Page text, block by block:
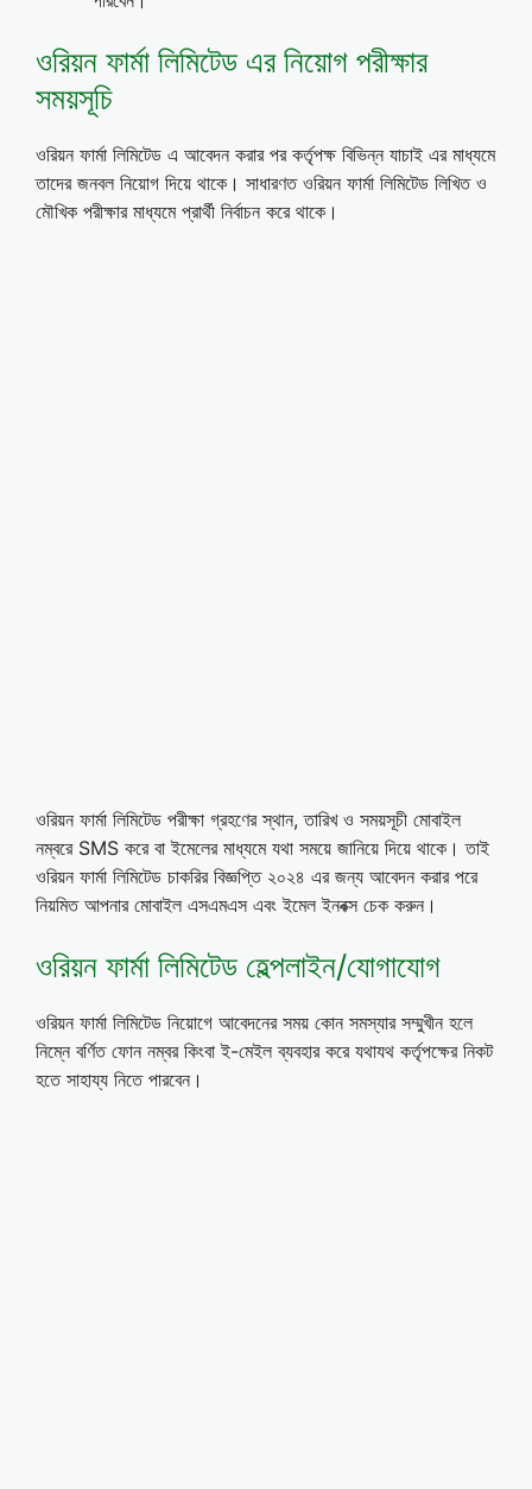
ওরিয়ন ফার্মা লিমিটেড এর নিয়োগ পরীক্ষার
সময়সূচি
ওরিয়ন ফার্মা লিমিটেড এ আবেদন করার পর কর্তৃপক্ষ বিভিন্ন যাচাই এর মাধ্যমে
তাদের জনবল নিয়োগ দিয়ে থাকে। সাধারণত ওরিয়ন ফার্মা লিমিটেড লিখিত ও
মৌখিক পরীক্ষার মাধ্যমে প্রার্থী নির্বাচন করে থাকে।
ওরিয়ন ফার্মা লিমিটেড পরীক্ষা গ্রহণের স্থান, তারিখ ও সময়সূচী মোবাইল
নম্বরে SMS করে বা ইমেলের মাধ্যমে যথা সময়ে জানিয়ে দিয়ে থাকে। তাই
ওরিয়ন ফার্মা লিমিটেড চাকরির বিজ্ঞপ্তি ২০২৪ এর জন্য আবেদন করার পরে
নিয়মিত আপনার মোবাইল এসএমএস এবং ইমেল ইনবক্স চেক করুন।
ওরিয়ন ফার্মা লিমিটেড হেল্পলাইন/যোগাযোগ
ওরিয়ন ফার্মা লিমিটেড নিয়োগে আবেদনের সময় কোন সমস্যার সম্মুখীন হলে
নিম্নে বর্ণিত ফোন নম্বর কিংবা ই-মেইল ব্যবহার করে যথাযথ কর্তৃপক্ষের নিকট
হতে সাহায্য নিতে পারবেন।